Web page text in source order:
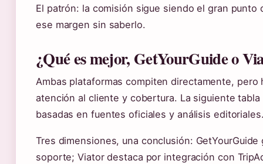
El patrón: la comisión sigue siendo el gran
ese margen sin saberlo.
¿Qué es mejor, GetYourGuide o
Ambas plataformas compiten directamente,
atención al cliente y cobertura. La siguiente
basadas en fuentes oficiales y análisis
Tres dimensiones, una conclusión:
soporte; Viator destaca por integración con